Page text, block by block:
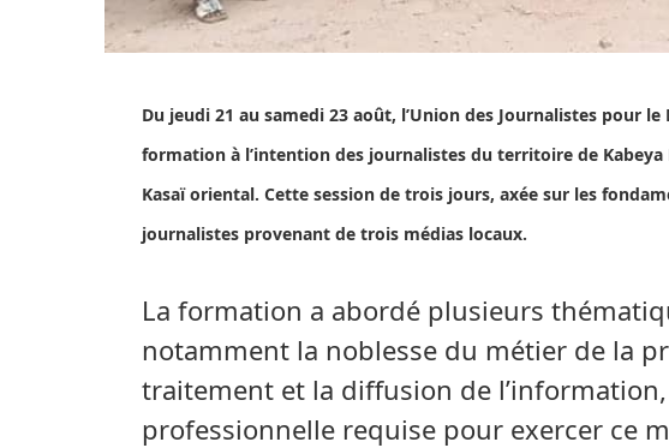
Du jeudi 21 au samedi 23 août, l’Union des Journalistes pour
formation à l’intention des journalistes du territoire de
Kasaï oriental. Cette session de trois jours, axée sur les
journalistes provenant de trois médias locaux.
La formation a abordé plusieurs
notamment la noblesse du métier de la
traitement et la diffusion de
professionnelle requise pour exercer ce